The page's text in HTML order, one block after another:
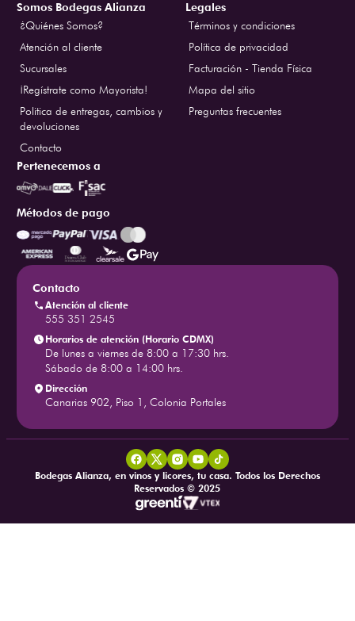
Somos Bodegas Alianza
¿Quiénes Somos?
Atención al cliente
Sucursales
¡Regístrate como Mayorista!
Politica de entregas, cambios y
devoluciones
Contacto
Legales
Términos y condiciones
Política de privacidad
Facturación - Tienda Física
Mapa del sitio
Preguntas frecuentes
Pertenecemos a
Métodos de pago
Contacto
Atención al cliente
555 351 2545
Horarios de atención (Horario CDMX)
De lunes a viernes de 8:00 a 17:30 hrs.
Sábado de 8:00 a 14:00 hrs.
Dirección
Canarias 902, Piso 1, Colonia Portales
Bodegas Alianza, en vinos y licores, tu casa. Todos los Derechos
Reservados © 2025